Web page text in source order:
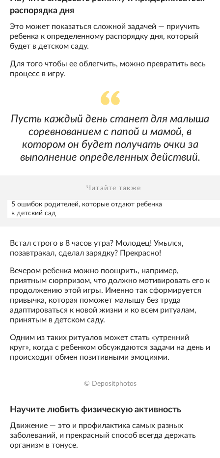
распорядка дня
Это может показаться сложной задачей — приучить
ребенка к определенному распорядку дня, который
будет в детском саду.
Для того чтобы ее облегчить, можно превратить весь
процесс в игру.
Пусть каждый день станет для малыша
соревнованием с папой и мамой, в
котором он будет получать очки за
выполнение определенных действий.
Читайте также
5 ошибок родителей, которые отдают ребенка
в детский сад
Встал строго в 8 часов утра? Молодец! Умылся,
позавтракал, сделал зарядку? Прекрасно!
Вечером ребенка можно поощрить, например,
приятным сюрпризом, что должно мотивировать его к
продолжению этой игры. Именно так сформируется
привычка, которая поможет малышу без труда
адаптироваться к новой жизни и ко всем ритуалам,
принятым в детском саду.
Одним из таких ритуалов может стать «утренний
круг», когда с ребенком обсуждаются задачи на день и
происходит обмен позитивными эмоциями.
© Depositphotos
Научите любить физическую активность
Движение — это и профилактика самых разных
заболеваний, и прекрасный способ всегда держать
организм в тонусе.